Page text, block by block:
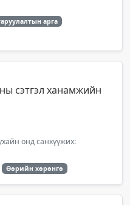
арга
сэтгэл ханамжийн
онд санхүүжих:
Өөрийн хөрөнгө